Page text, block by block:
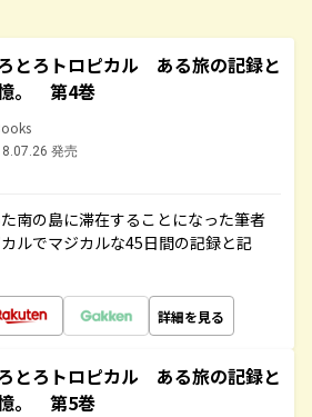
とろトロピカル ある旅の記録と
。 第4巻
発売
南の島に滞在することになった筆者
ルでマジカルな45日間の記録と記
詳細を見る
とろトロピカル ある旅の記録と
。 第5巻